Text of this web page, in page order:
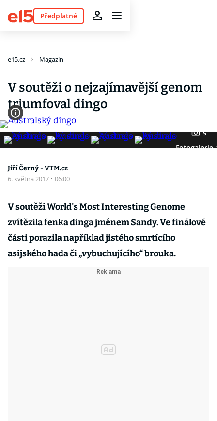
Předplatné
e15.cz Magazín
V soutěži o nejzajímavější genom
triumfoval dingo
5
Fotogalerie
Jiří Černý - VTM.cz
6. května 2017 · 06:00
V soutěži World's Most Interesting Genome
zvítězila fenka dinga jménem Sandy. Ve finálové
části porazila například jistého smrtícího
asijského hada či „vybuchujícího“ brouka.